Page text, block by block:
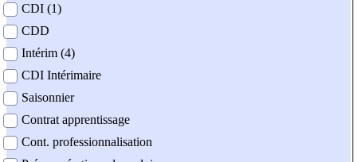
contrat
CDI (1)
CDD
Intérim (4)
CDI Intérimaire
Saisonnier
Contrat apprentissage
Cont. professionnalisation